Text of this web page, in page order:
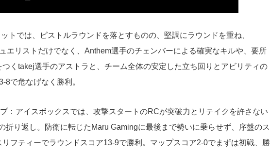
トでは、ピストルラウンドを落とすものの、堅調にラウンドを重ね、
エリストだけでなく、Anthem選手のチェンバーによる確実なキルや、要所
くtakej選手のアストラと、チーム全体の安定した立ち回りとアビリティの
8で危なげなく勝利。
：アイスボックスでは、攻撃スタートのRCが突破力とリテイクを許さない
折り返し。防衛に転じたMaru Gamingに最後まで勢いに乗らせず、序盤のス
フティーでラウンドスコア13-9で勝利。マップスコア2-0でまずは初戦、勝